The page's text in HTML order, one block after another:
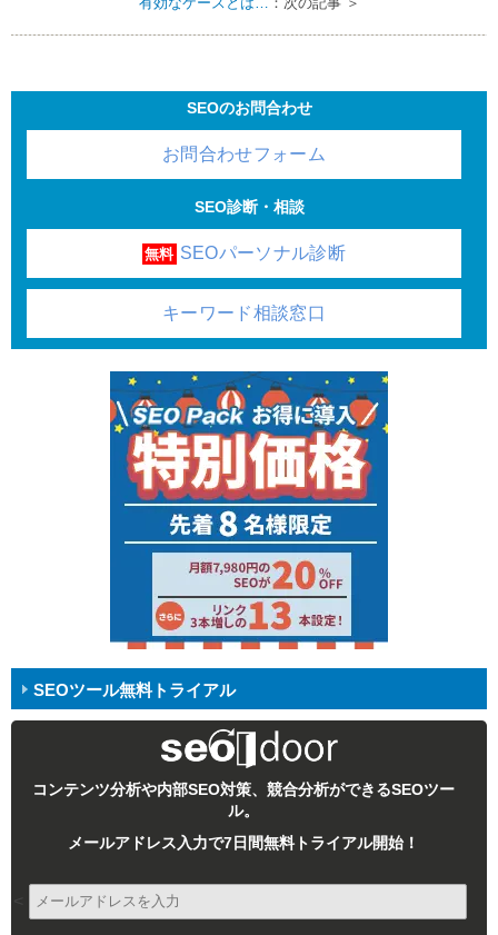
SEOのお問合わせ
お問合わせフォーム
SEO診断・相談
無料 SEOパーソナル診断
キーワード相談窓口
SEOツール無料トライアル
コンテンツ分析や内部SEO対策、競合分析ができるSEOツー
ル。
メールアドレス入力で7日間無料トライアル開始！